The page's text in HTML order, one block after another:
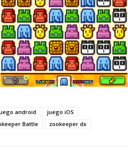
android
juego iOS
Battle zookeeper dx